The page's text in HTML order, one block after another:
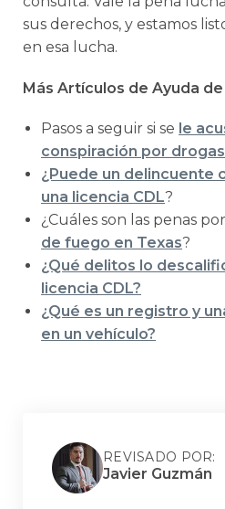
sus derechos, y estamos
en esa lucha.
Más Artículos de Ayuda
Pasos a seguir si se le
conspiración por drogas
¿Puede un delincuente
una licencia CDL?
¿Cuáles son las penas
de fuego en Texas?
¿Qué delitos lo
licencia CDL?
¿Qué es un registro y
en un vehículo?
REVISADO POR:
Javier Guzmán